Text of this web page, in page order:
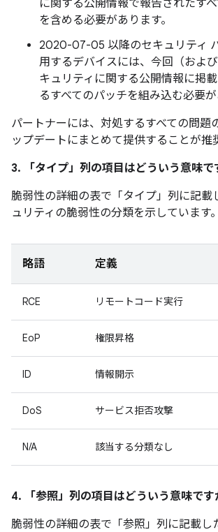
に関する公開情報で報告されたす
を含める必要があります。
2020-07-05 以降のセキュリティ
用するデバイスには、今回（およ
キュリティに関する公開情報に掲
るすべてのパッチを組み込む必要が
パートナーには、対処するすべての問題
ップデートにまとめて提供することが推
3. 「タイプ」 列の項目はどういう意味で
脆弱性の詳細の表で「タイプ」 列に記載
ュリティの脆弱性の分類を示しています。
略語 定義
RCE リモートコード実行
EoP 権限昇格
ID 情報開示
DoS サービス拒否攻撃
N/A 該当する分類なし
4. 「参照」 列の項目はどういう意味です
脆弱性の詳細の表で「参照」 列に記載し